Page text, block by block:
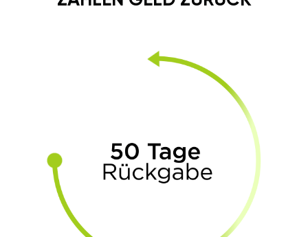
Unglaublich, aber wahr.
Spritersparnis bis zu 15%. GÄN
GT steigert das Drehmoment
und lässt in den nächst-